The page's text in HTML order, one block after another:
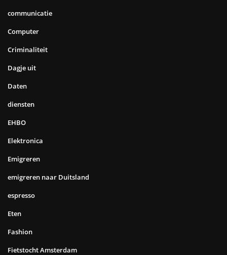
communicatie
Computer
Criminaliteit
Dagje uit
Daten
diensten
EHBO
Elektronica
Emigreren
emigreren naar Duitsland
espresso
Eten
Fashion
Fietstocht Amsterdam